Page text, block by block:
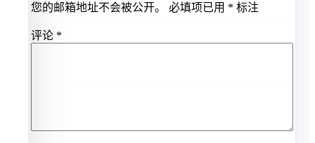
您的邮箱地址不会被公开。 必填项已用 * 标注
评论 *